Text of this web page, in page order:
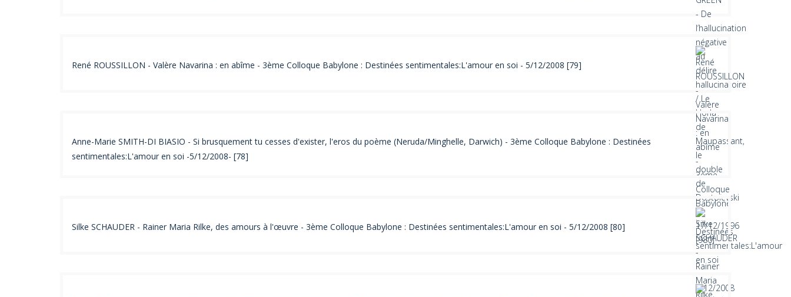
René ROUSSILLON - Valère Navarina : en abîme - 3ème Colloque Babylone : Destinées sentimentales:L'amour en soi - 5/12/2008 [79]
Anne-Marie SMITH-DI BIASIO - Si brusquement tu cesses d'exister, l'eros du poème (Neruda/Minghelle, Darwich) - 3ème Colloque Babylone : Destinées
sentimentales:L'amour en soi -5/12/2008- [78]
Silke SCHAUDER - Rainer Maria Rilke, des amours à l'œuvre - 3ème Colloque Babylone : Destinées sentimentales:L'amour en soi - 5/12/2008 [80]